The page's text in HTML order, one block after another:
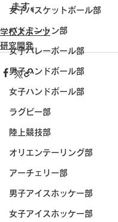
女子バスケットボール部
バドミントン部
女子バレーボール部
男子ハンドボール部
女子ハンドボール部
ラグビー部
陸上競技部
オリエンテーリング部
アーチェリー部
男子アイスホッケー部
女子アイスホッケー部
ます。
学校スポーツ
研究開発